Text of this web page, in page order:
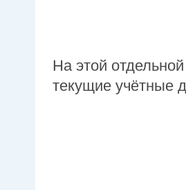
На этой
текущие учётные